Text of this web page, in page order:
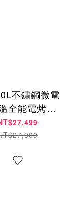
不鏽鋼微電
全能電烤箱
(贈專
合金深烤盤)